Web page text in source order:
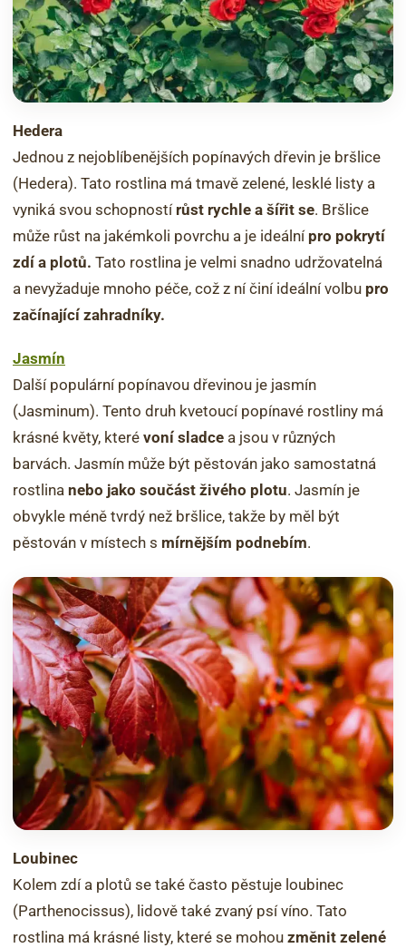
Hedera
Jednou z nejoblíbenějších popínavých dřevin je bršlice
(Hedera). Tato rostlina má tmavě zelené, lesklé listy a
vyniká svou schopnostírůst rychle a šířit se. Bršlice
může růst na jakémkoli povrchu a je ideální pro pokrytí
zdí a plotů. Tato rostlina je velmi snadno udržovatelná
a nevyžaduje mnoho péče, což z ní činí ideální volbu pro
začínající zahradníky.
Jasmín
Další populární popínavou dřevinou je jasmín
(Jasminum). Tento druh kvetoucí popínavé rostliny má
krásné květy, které voní sladce a jsou v různých
barvách. Jasmín může být pěstován jako samostatná
rostlina nebo jako součást živého plotu. Jasmín je
obvykle méně tvrdý než bršlice, takže by měl být
pěstován v místech s mírnějším podnebím.
Loubinec
Kolem zdí a plotů se také často pěstuje loubinec
(Parthenocissus), lidově také zvaný psí víno. Tato
rostlina má krásné listy, které se mohou změnit zelené